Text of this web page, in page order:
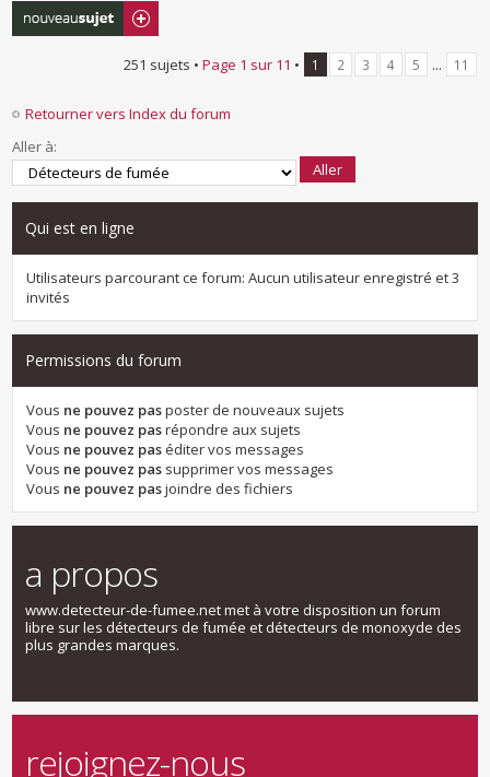
Écrire un nouveau
251 sujets • Page 1 sur 11 • 1 2 3 4 5 ... 11
Retourner vers Index du forum
Aller à:
Qui est en ligne
Utilisateurs parcourant ce forum: Aucun utilisateur enregistré et 3
invités
Permissions du forum
Vous ne pouvez pasposter de nouveaux sujets
Vous ne pouvez pasrépondre aux sujets
Vous ne pouvez paséditer vos messages
Vous ne pouvez pas supprimer vos messages
Vous ne pouvez pasjoindre des fichiers
a propos
www.detecteur-de-fumee.net met à votre disposition un forum
libre sur les détecteurs de fumée et détecteurs de monoxyde des
plus grandes marques.
rejoignez-nous